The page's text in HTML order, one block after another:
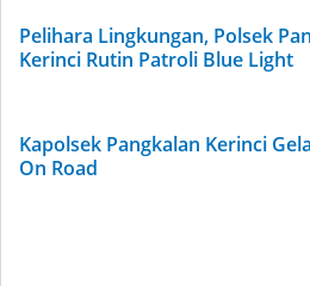
Pelihara Lingkungan, Polsek
Kerinci Rutin Patroli Blue Light
Kapolsek Pangkalan Kerinci
On Road